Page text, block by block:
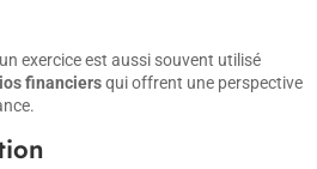
exercice est aussi souvent utilisé
financiersqui offrent une perspective